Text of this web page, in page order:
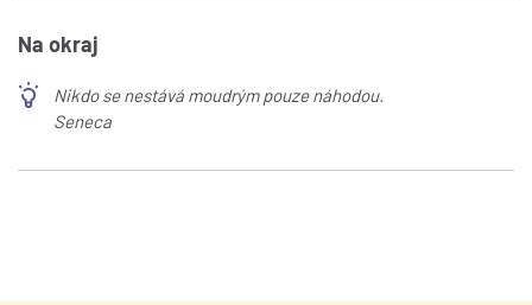
Na okraj
Nikdo se nestává moudrým pouze náhodou.
Seneca